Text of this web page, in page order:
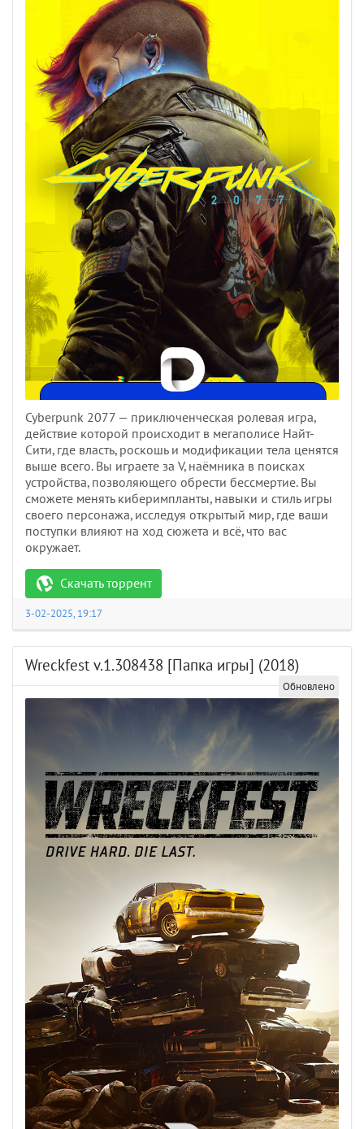
Cyberpunk 2077 — приключенческая ролевая игра,
действие которой происходит в мегаполисе Найт-
Сити, где власть, роскошь и модификации тела ценятся
выше всего. Вы играете за V, наёмника в поисках
устройства, позволяющего обрести бессмертие. Вы
сможете менять киберимпланты, навыки и стиль игры
своего персонажа, исследуя открытый мир, где ваши
поступки влияют на ход сюжета и всё, что вас
окружает.
Скачать торрент
3-02-2025, 19:17
Wreckfest v.1.308438 [Папка игры] (2018)
Обновлено